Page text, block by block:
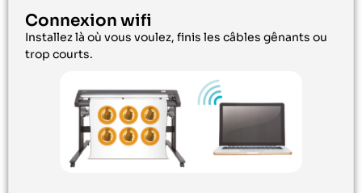
Connexion wifi
Installez là où vous voulez, finis les câbles gênants ou
trop courts.